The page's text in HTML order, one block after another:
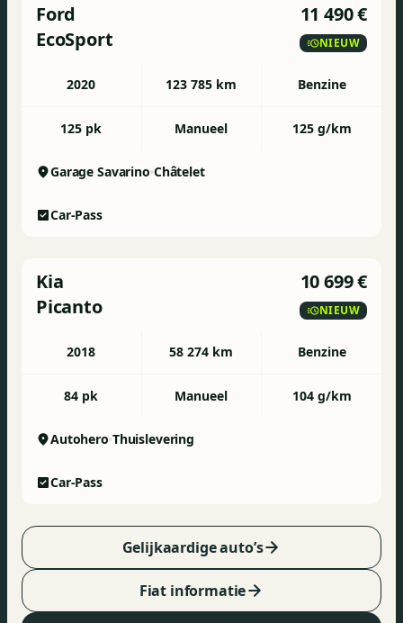
Ford
EcoSport
11 490 €
NIEUW
2020 123 785 km Benzine
125 pk Manueel 125 g/km
Garage Savarino Châtelet
Car-Pass
Kia
Picanto
10 699 €
NIEUW
2018 58 274 km Benzine
84 pk Manueel 104 g/km
Autohero Thuislevering
Car-Pass
Fiat informatie
Gelijkaardige auto’s